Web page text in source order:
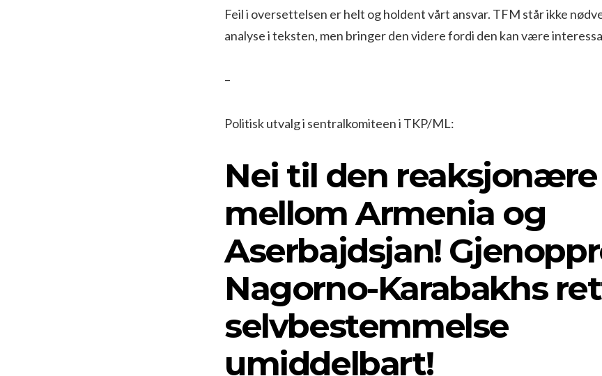
Feil i oversettelsen er helt og holdent vårt ansvar. TFM står ikke
analyse i teksten, men bringer den videre fordi den kan være
–
Politisk utvalg i sentralkomiteen i TKP/ML:
Nei til den
mellom Armenia og
Aserbajdsjan!
Nagorno-Karabakhs
selvbestemmelse
umiddelbart!